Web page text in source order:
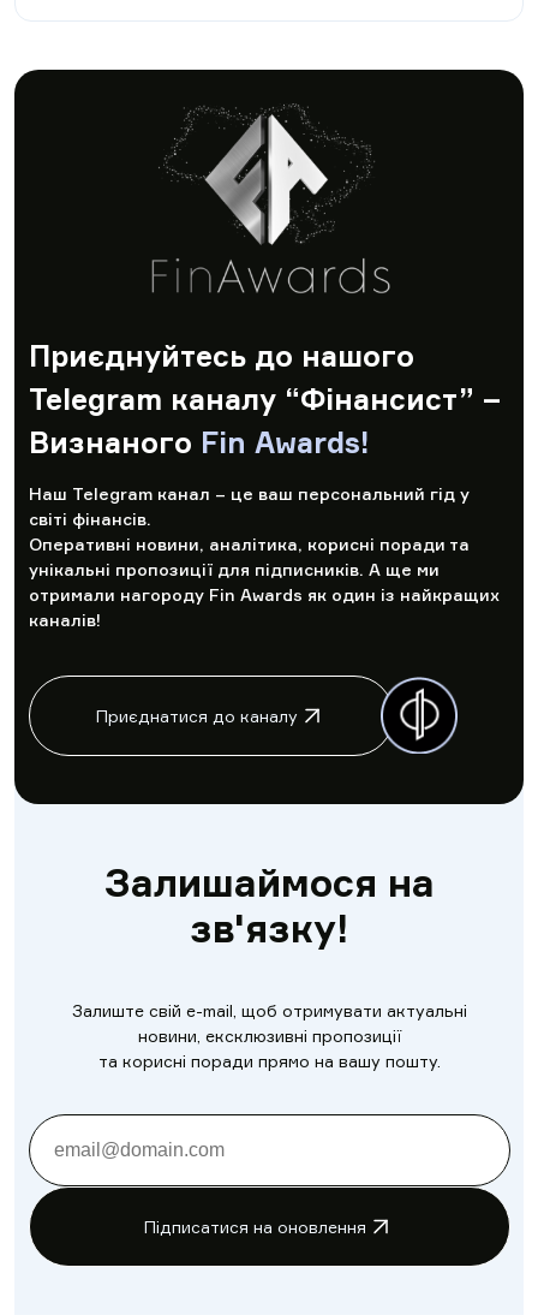
Приєднуйтесь до нашого
Telegram каналу “Фінансист” –
Визнаного Fin Awards!
Наш Telegram канал – це ваш персональний гід у
світі фінансів.
Оперативні новини, аналітика, корисні поради та
унікальні пропозиції для підписників. А ще ми
отримали нагороду Fin Awards як один із найкращих
каналів!
Приєднатися до каналу
Залишаймося на
зв'язку!
Залиште свій e-mail, щоб отримувати актуальні
новини, ексклюзивні пропозиції
та корисні поради прямо на вашу пошту.
Підписатися на оновлення